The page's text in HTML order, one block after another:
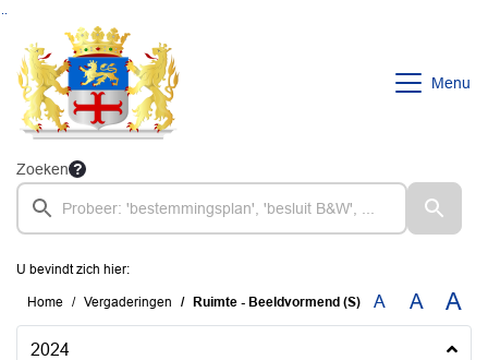
Ga naar de inhoud van deze pagina
Ga naar het zoeken
Ga naar het menu
Menu
Zoeken
U bevindt zich hier:
Home Vergaderingen Ruimte - Beeldvormend (S) A A A
2024